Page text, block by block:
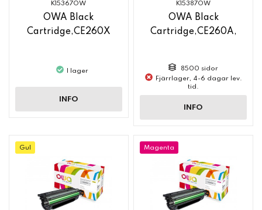
K15367OW
OWA Black
Cartridge,CE260X
I lager
INFO
K15387OW
OWA Black
Cartridge,CE260A,
8500 sidor
Fjärrlager, 4-6 dagar lev.
tid.
INFO
Gul Magenta